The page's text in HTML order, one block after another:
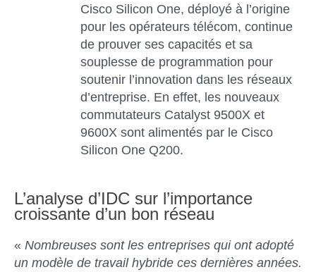
Cisco Silicon One, déployé à l’origine
pour les opérateurs télécom, continue
de prouver ses capacités et sa
souplesse de programmation pour
soutenir l’innovation dans les réseaux
d’entreprise. En effet, les nouveaux
commutateurs Catalyst 9500X et
9600X sont alimentés par le Cisco
Silicon One Q200.
L’analyse d’IDC sur l’importance
croissante d’un bon réseau
« Nombreuses sont les entreprises qui ont adopté
un modèle de travail hybride ces dernières années.